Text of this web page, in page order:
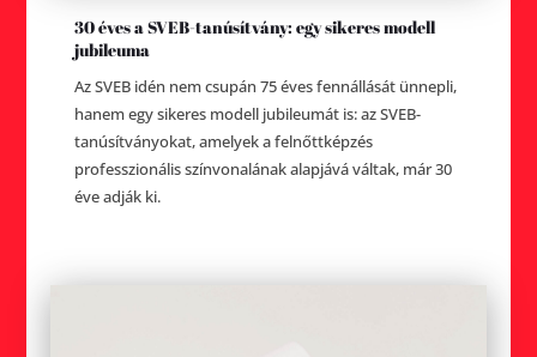
30 éves a SVEB-tanúsítvány: egy sikeres modell
jubileuma
Az SVEB idén nem csupán 75 éves fennállását ünnepli,
hanem egy sikeres modell jubileumát is: az SVEB-
tanúsítványokat, amelyek a felnőttképzés
professzionális színvonalának alapjává váltak, már 30
éve adják ki.